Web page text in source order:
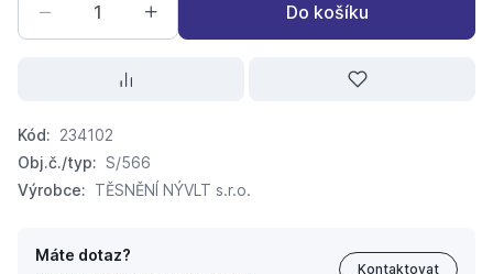
Do košíku
Kód: 234102
Obj.č./typ: S/566
Výrobce: TĚSNĚNÍ NÝVLT s.r.o.
Máte dotaz?
Kontaktovat